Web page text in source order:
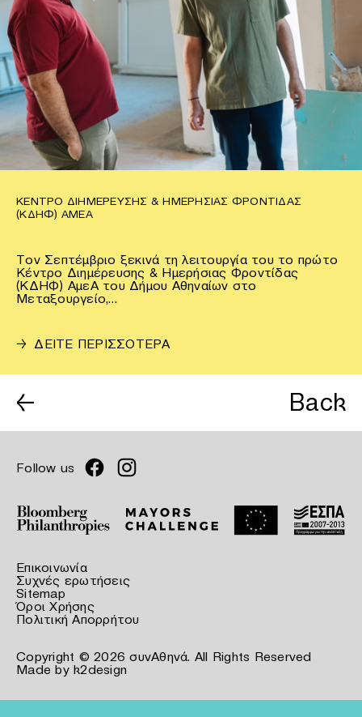
ΚΈΝΤΡΟ ΔΙΗΜΈΡΕΥΣΗΣ & ΗΜΕΡΉΣΙΑΣ ΦΡΟΝΤΊΔΑΣ
(ΚΔΗΦ) ΑΜΕΑ
Τον Σεπτέμβριο ξεκινά τη λειτουργία του το πρώτο
Κέντρο Διημέρευσης & Ημερήσιας Φροντίδας
(ΚΔΗΦ) ΑμεΑ του Δήμου Αθηναίων στο
Μεταξουργείο,…
→ ΔΕΙΤΕ ΠΕΡΙΣΣΟΤΕΡΑ
← Back
Follow us
Επικοινωνία
Συχνές ερωτήσεις
Sitemap
Όροι Χρήσης
Πολιτική Απορρήτου
Copyright © 2026 συνΑθηνά. All Rights Reserved
Made by k2design